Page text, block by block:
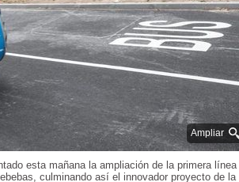
Ampliar
esta mañana la ampliación de la primera línea
culminando así el innovador proyecto de la